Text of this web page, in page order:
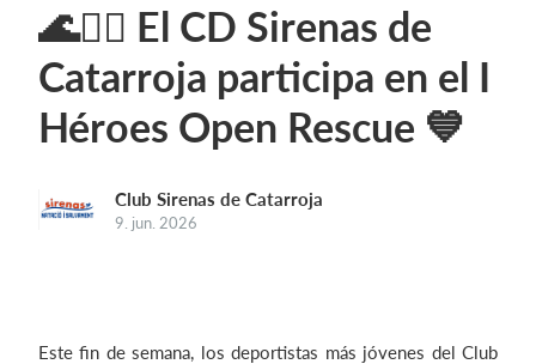
Funciones
Calendario
Gestión de pagos
App móvil
Tienda Online
🌊🏊‍♀️ El CD Sirenas de
Catarroja participa en el I
Héroes Open Rescue 💙
Club Sirenas de Catarroja
9. jun. 2026
Este fin de semana, los deportistas más jóvenes del Club